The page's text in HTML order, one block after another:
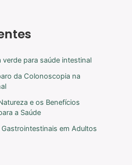
verde para saúde intestinal
da Colonoscopia na
e os Benefícios
a Saúde
Gastrointestinais em Adultos